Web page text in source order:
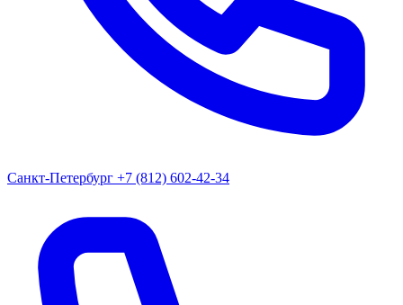
Санкт-Петербург +7 (812) 602-42-34